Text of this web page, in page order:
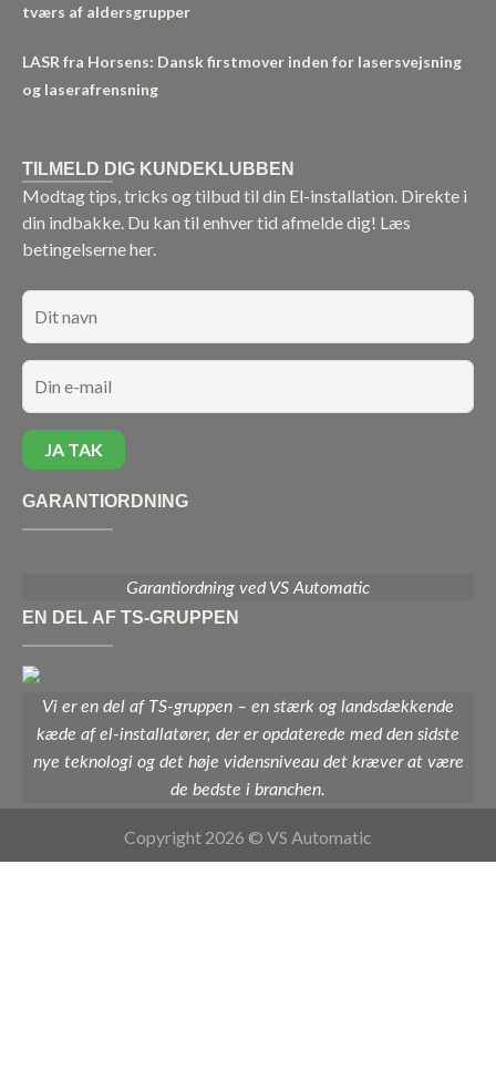
tværs af aldersgrupper
LASR fra Horsens: Dansk firstmover inden for lasersvejsning
og laserafrensning
TILMELD DIG KUNDEKLUBBEN
Modtag tips, tricks og tilbud til din El-installation. Direkte i
din indbakke. Du kan til enhver tid afmelde dig! Læs
betingelserne her.
GARANTIORDNING
Garantiordning ved VS Automatic
EN DEL AF TS-GRUPPEN
Vi er en del af TS-gruppen – en stærk og landsdækkende
kæde af el-installatører, der er opdaterede med den sidste
nye teknologi og det høje vidensniveau det kræver at være
de bedste i branchen.
Copyright 2026 © VS Automatic